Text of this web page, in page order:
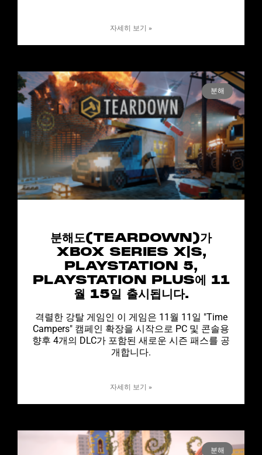
자세히 보기 »
분해
분해도(TEARDOWN)가
XBOX SERIES X|S,
PLAYSTATION 5,
PLAYSTATION PLUS에 11
월 15일 출시됩니다.
격렬한 강탈 게임인 이 게임은 11월 11일 "Time
Campers" 캠페인 확장을 시작으로 PC 및 콘솔용
향후 4개의 DLC가 포함된 새로운 시즌 패스를 공
개합니다.
자세히 보기 »
분해